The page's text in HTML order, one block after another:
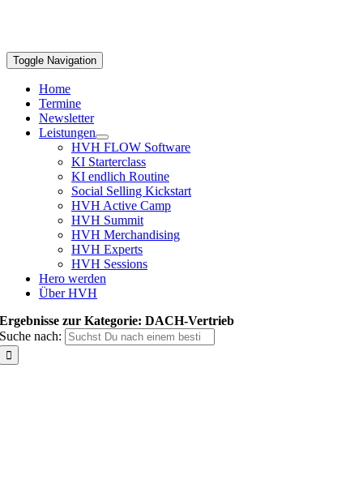
Toggle Navigation
Home
Termine
Newsletter
Leistungen
HVH FLOW Software
KI Starterclass
KI endlich Routine
Social Selling Kickstart
HVH Active Camp
HVH Summit
HVH Merchandising
HVH Experts
HVH Sessions
Hero werden
Über HVH
Ergebnisse zur Kategorie: DACH-Vertrieb
Suche nach: